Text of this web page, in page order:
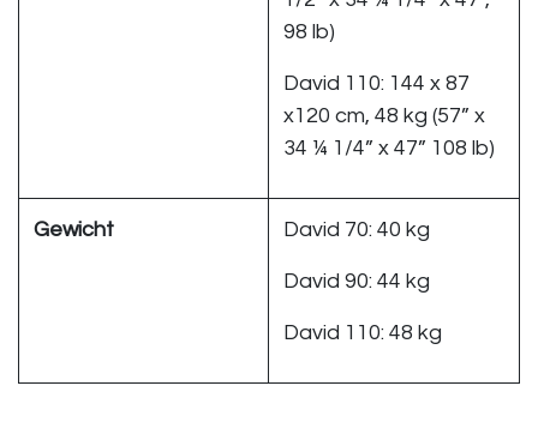
98 lb)
David 110: 144 x 87
x120 cm, 48 kg (57” x
34 ¼ 1/4” x 47” 108 lb)
Gewicht David 70: 40 kg
David 90: 44 kg
David 110: 48 kg